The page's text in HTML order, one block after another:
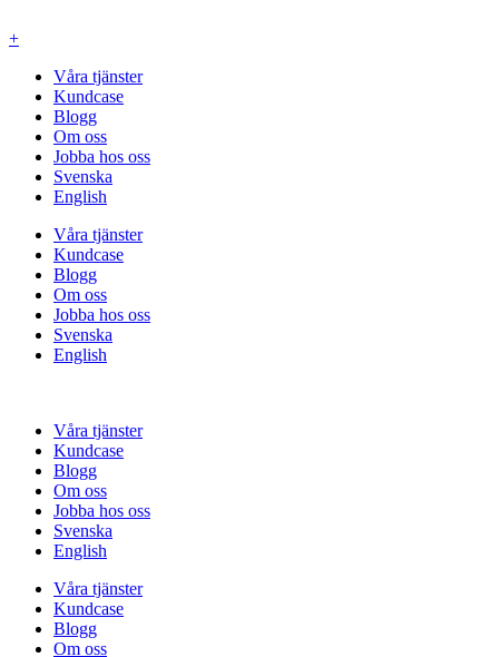
till
+
Våra tjänster
Kundcase
Blogg
Om oss
Jobba hos oss
Svenska
English
Våra tjänster
Kundcase
Blogg
Om oss
Jobba hos oss
Svenska
English
Våra tjänster
Kundcase
Blogg
Om oss
Jobba hos oss
Svenska
English
Våra tjänster
Kundcase
Blogg
Om oss